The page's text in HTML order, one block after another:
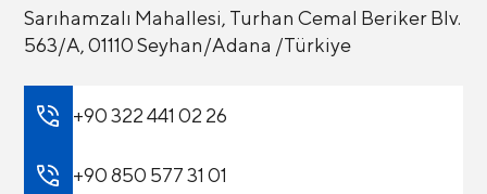
Sarıhamzalı Mahallesi, Turhan Cemal Beriker Blv.
563/A, 01110 Seyhan/Adana /Türkiye
+90 322 441 02 26
+90 850 577 31 01